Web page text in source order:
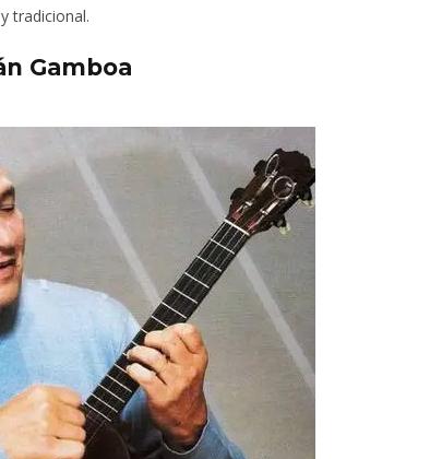
tradicional.
Gamboa